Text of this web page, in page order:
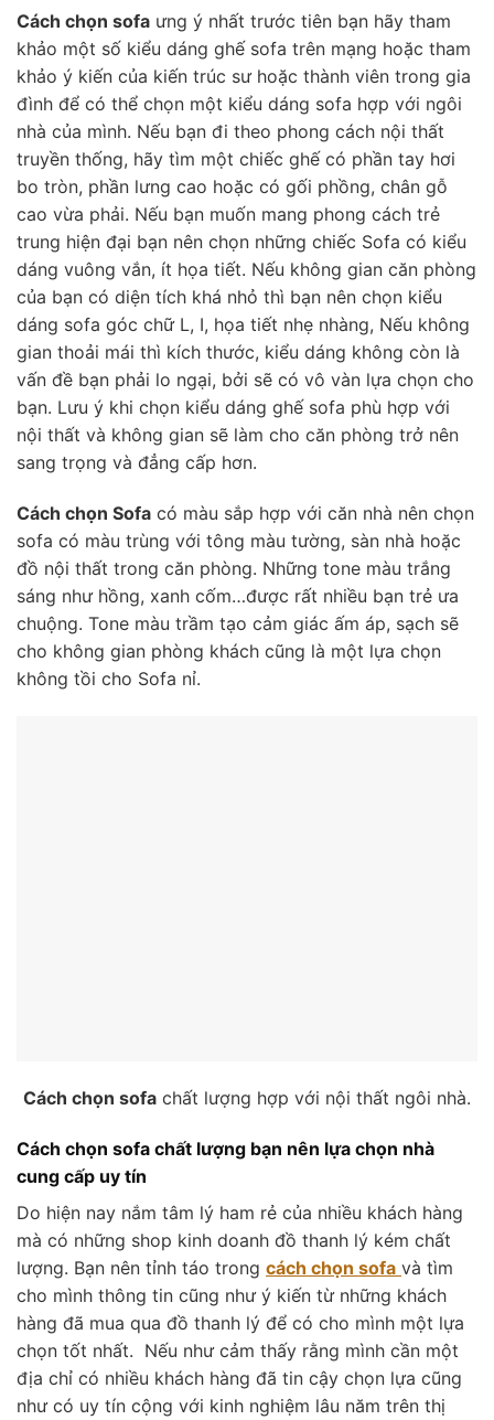
Cách chọn sofa ưng ý nhất trước tiên bạn hãy tham
khảo một số kiểu dáng ghế sofa trên mạng hoặc tham
khảo ý kiến của kiến trúc sư hoặc thành viên trong gia
đình để có thể chọn một kiểu dáng sofa hợp với ngôi
nhà của mình. Nếu bạn đi theo phong cách nội thất
truyền thống, hãy tìm một chiếc ghế có phần tay hơi
bo tròn, phần lưng cao hoặc có gối phồng, chân gỗ
cao vừa phải. Nếu bạn muốn mang phong cách trẻ
trung hiện đại bạn nên chọn những chiếc Sofa có kiểu
dáng vuông vắn, ít họa tiết. Nếu không gian căn phòng
của bạn có diện tích khá nhỏ thì bạn nên chọn kiểu
dáng sofa góc chữ L, I, họa tiết nhẹ nhàng, Nếu không
gian thoải mái thì kích thước, kiểu dáng không còn là
vấn đề bạn phải lo ngại, bởi sẽ có vô vàn lựa chọn cho
bạn. Lưu ý khi chọn kiểu dáng ghế sofa phù hợp với
nội thất và không gian sẽ làm cho căn phòng trở nên
sang trọng và đẳng cấp hơn.
Cách chọn Sofa có màu sắp hợp với căn nhà nên chọn
sofa có màu trùng với tông màu tường, sàn nhà hoặc
đồ nội thất trong căn phòng. Những tone màu trắng
sáng như hồng, xanh cốm…được rất nhiều bạn trẻ ưa
chuộng. Tone màu trầm tạo cảm giác ấm áp, sạch sẽ
cho không gian phòng khách cũng là một lựa chọn
không tồi cho Sofa nỉ.
Cách chọn sofa chất lượng hợp với nội thất ngôi nhà.
Cách chọn sofa chất lượng bạn nên lựa chọn nhà
cung cấp uy tín
Do hiện nay nắm tâm lý ham rẻ của nhiều khách hàng
mà có những shop kinh doanh đồ thanh lý kém chất
lượng. Bạn nên tỉnh táo trong cách chọn sofa và tìm
cho mình thông tin cũng như ý kiến từ những khách
hàng đã mua qua đồ thanh lý để có cho mình một lựa
chọn tốt nhất. Nếu như cảm thấy rằng mình cần một
địa chỉ có nhiều khách hàng đã tin cậy chọn lựa cũng
như có uy tín cộng với kinh nghiệm lâu năm trên thị